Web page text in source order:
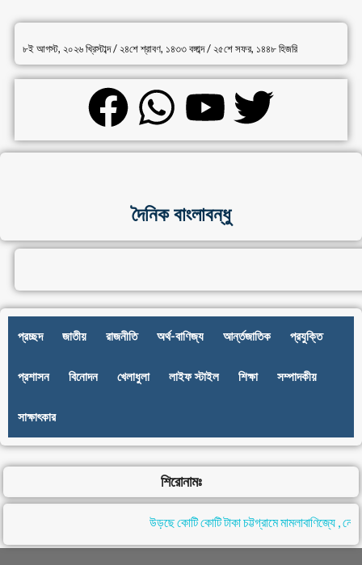
৮ই আগস্ট, ২০২৬ খ্রিস্টাব্দ / ২৪শে শ্রাবণ, ১৪৩৩ বঙ্গাব্দ / ২৫শে সফর, ১৪৪৮ হিজরি
দৈনিক বাংলাবন্ধু
প্রচ্ছদ জাতীয় রাজনীতি অর্থ-বাণিজ্য আর্ন্তজাতিক প্রযুক্তি
প্রশাসন বিনোদন খেলাধুলা লাইফ স্টাইল শিক্ষা সম্পাদকীয়
সাক্ষাৎকার
শিরোনামঃ
উড়ছে কোটি কোটি টাকা চট্টগ্রামে মামলাবাণিজ্যে ,